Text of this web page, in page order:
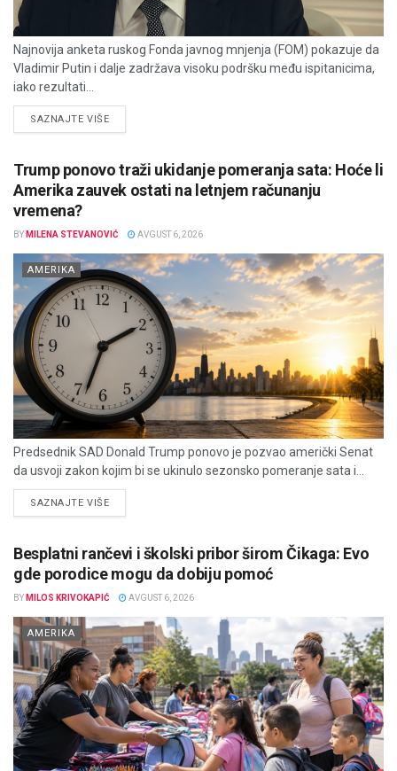
Najnovija anketa ruskog Fonda javnog mnjenja (FOM) pokazuje da
Vladimir Putin i dalje zadržava visoku podršku među ispitanicima,
iako rezultati...
SAZNAJTE VIŠEDETAILS
Trump ponovo traži ukidanje pomeranja sata: Hoće li
Amerika zauvek ostati na letnjem računanju
vremena?
BY MILENA STEVANOVIĆ AVGUST 6, 2026
AMERIKA
Predsednik SAD Donald Trump ponovo je pozvao američki Senat
da usvoji zakon kojim bi se ukinulo sezonsko pomeranje sata i...
SAZNAJTE VIŠEDETAILS
Besplatni rančevi i školski pribor širom Čikaga: Evo
gde porodice mogu da dobiju pomoć
BY MILOS KRIVOKAPIĆ AVGUST 6, 2026
AMERIKA